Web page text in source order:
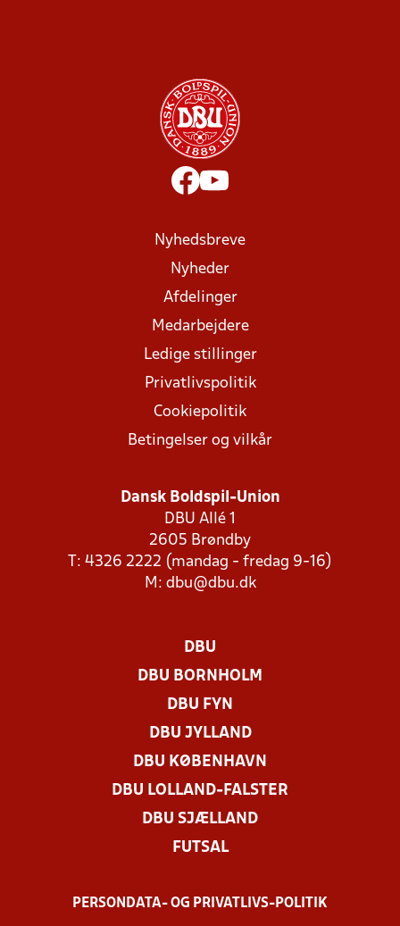
Nyhedsbreve
Nyheder
Afdelinger
Medarbejdere
Ledige stillinger
Privatlivspolitik
Cookiepolitik
Betingelser og vilkår
Dansk Boldspil-Union
DBU Allé 1
2605 Brøndby
T: 4326 2222 (mandag - fredag 9-16)
M: dbu@dbu.dk
DBU
DBU BORNHOLM
DBU FYN
DBU JYLLAND
DBU KØBENHAVN
DBU LOLLAND-FALSTER
DBU SJÆLLAND
FUTSAL
PERSONDATA- OG PRIVATLIVS-POLITIK